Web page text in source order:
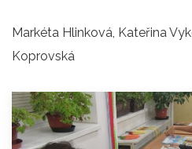
Markéta Hlinková, Kateřina
Koprovská